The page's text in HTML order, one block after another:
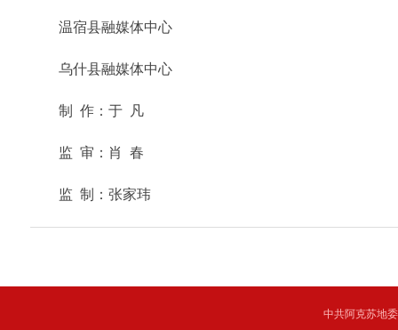
温宿县融媒体中心
乌什县融媒体中心
制 作：于 凡
监 审：肖 春
监 制：张家玮
中共阿克苏地